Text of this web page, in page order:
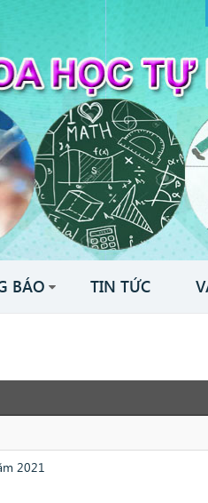
BÁO TIN TỨC
2021